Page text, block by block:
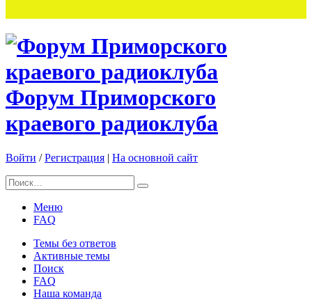
Форум Приморского
краевого радиоклуба
Войти /Регистрация | На основной сайт
Меню
FAQ
Темы без ответов
Активные темы
Поиск
FAQ
Наша команда